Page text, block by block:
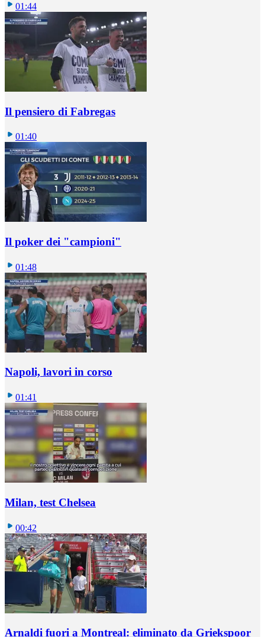
01:44
Il pensiero di Fabregas
01:40
Il poker dei "campioni"
01:48
Napoli, lavori in corso
01:41
Milan, test Chelsea
00:42
Arnaldi fuori a Montreal: eliminato da Griekspoor